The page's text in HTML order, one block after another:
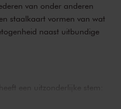
van onder anderen
staalkaart vormen van wat
naast uitbundige
een uitzonderlijke stem:
Hij zingt in het